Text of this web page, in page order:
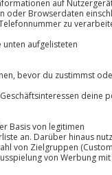
Immer das
Große Auswahl,
Über 9.000
Volle
Jeder
-15%* Club
Direktabzug